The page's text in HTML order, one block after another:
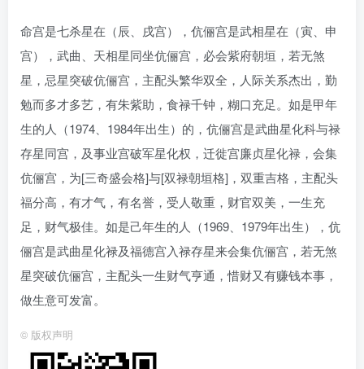
命宫是七杀星在（辰、戌宫），伉俪宫是武相星在（寅、申
宫），武曲、天相星同坐伉俪宫，必会紫府朝垣，若无煞
星，忌星突破伉俪宫，主配头繁华双全，人际关系杰出，勤
勉而多才多艺，有朱紫助，食禄千钟，糊口充足。如是甲年
生的人（1974、1984年出生）的，伉俪宫是武曲星化科与禄
存星同宫，及事业宫破军星化权，迁徙宫廉贞星化禄，会集
伉俪宫，为[三奇盛会格]与[双禄朝垣格]，双重吉格，主配头
福分高，有才气，有名誉，受人敬重，财官双美，一生充
足，财气极佳。如是己年生的人（1969、1979年出生），伉
俪宫是武曲星化禄及福德宫入禄存星来会集伉俪宫，若无煞
星突破伉俪宫，主配头一生财气亨通，惜财又有赚钱本事，
做生意可发富。
© 版权声明